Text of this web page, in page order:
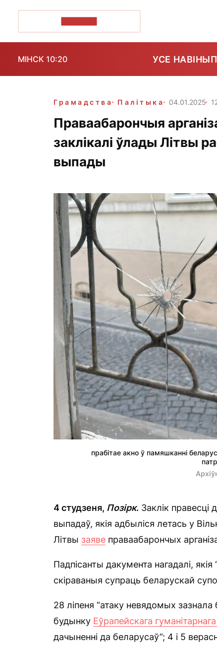
МІНСК 10:20 УСЕ НАВІНЫ
Грамадства Палітыка 04.01.2025
Праваабарончыя
заклікалі ўлады Літвы
выпады
прабітае акно ў памяшканні
4 студзеня, Позірк. Заклік правесці
выпадаў, якія адбыліся летась у
Літвы заяве праваабарончых
Падпісанты дакумента нагадалі,
скіраваныя супраць беларускай
28 ліпеня “атаку невядомых
будынку Еўрапейскага гуманітарнага
дачыненні да беларусаў”; 4 і 5